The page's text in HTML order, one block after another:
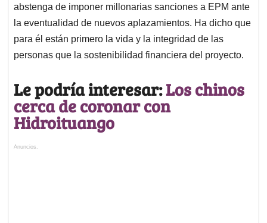
abstenga de imponer millonarias sanciones a EPM ante
la eventualidad de nuevos aplazamientos. Ha dicho que
para él están primero la vida y la integridad de las
personas que la sostenibilidad financiera del proyecto.
Le podría interesar:Los chinos
cerca de coronar con
Hidroituango
Anuncios.